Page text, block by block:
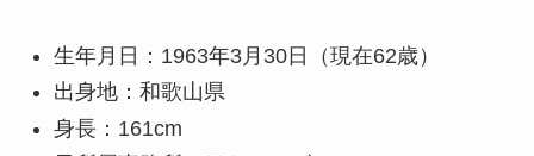
生年月日：1963年3月30日（現在62歳）
出身地：和歌山県
身長：161cm